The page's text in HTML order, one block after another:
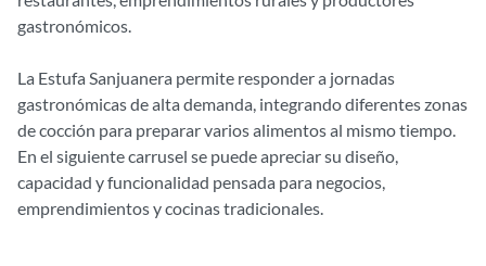
gastronómicos.
La Estufa Sanjuanera permite responder a jornadas
gastronómicas de alta demanda, integrando diferentes zonas
de cocción para preparar varios alimentos al mismo tiempo.
En el siguiente carrusel se puede apreciar su diseño,
capacidad y funcionalidad pensada para negocios,
emprendimientos y cocinas tradicionales.